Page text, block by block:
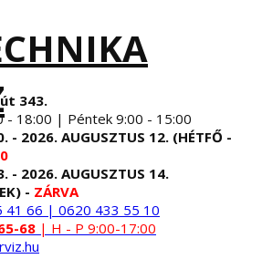
343.
- 18:00 | Péntek 9:00 - 15:00
- 2026. AUGUSZTUS 12. (HÉTFŐ -
- 2026. AUGUSZTUS 14.
- ZÁRVA
41 66 | 0620 433 55 10
68 | H - P 9:00-17:00